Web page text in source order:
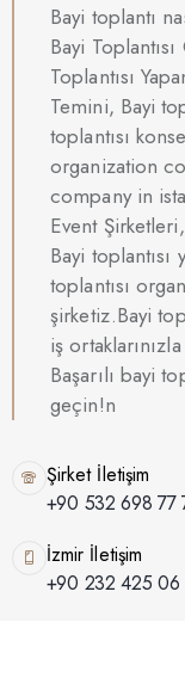
Bayi toplantı
Bayi
Toplantısı
Temini, Bayi
toplantısı
organization
company in
Event
Bayi
toplantısı
şirketiz.Bayi
iş
Başarılı bayi
geçin!n
Şirket İletişim
+90 532 698 77
İzmir İletişim
+90 232 425 06